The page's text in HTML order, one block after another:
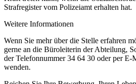
Strafregister vom Polizeiamt erhalten hat.
Weitere Informationen
Wenn Sie mehr über die Stelle erfahren
gerne an die Büroleiterin der Abteilung,
der Telefonnummer 34 64 30 oder per E-
wenden.